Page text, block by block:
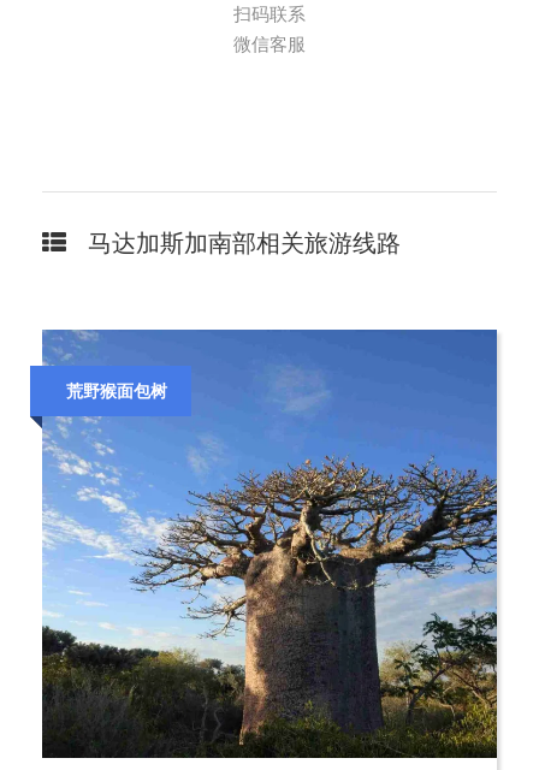
扫码联系
微信客服
马达加斯加南部相关旅游线路
荒野猴面包树